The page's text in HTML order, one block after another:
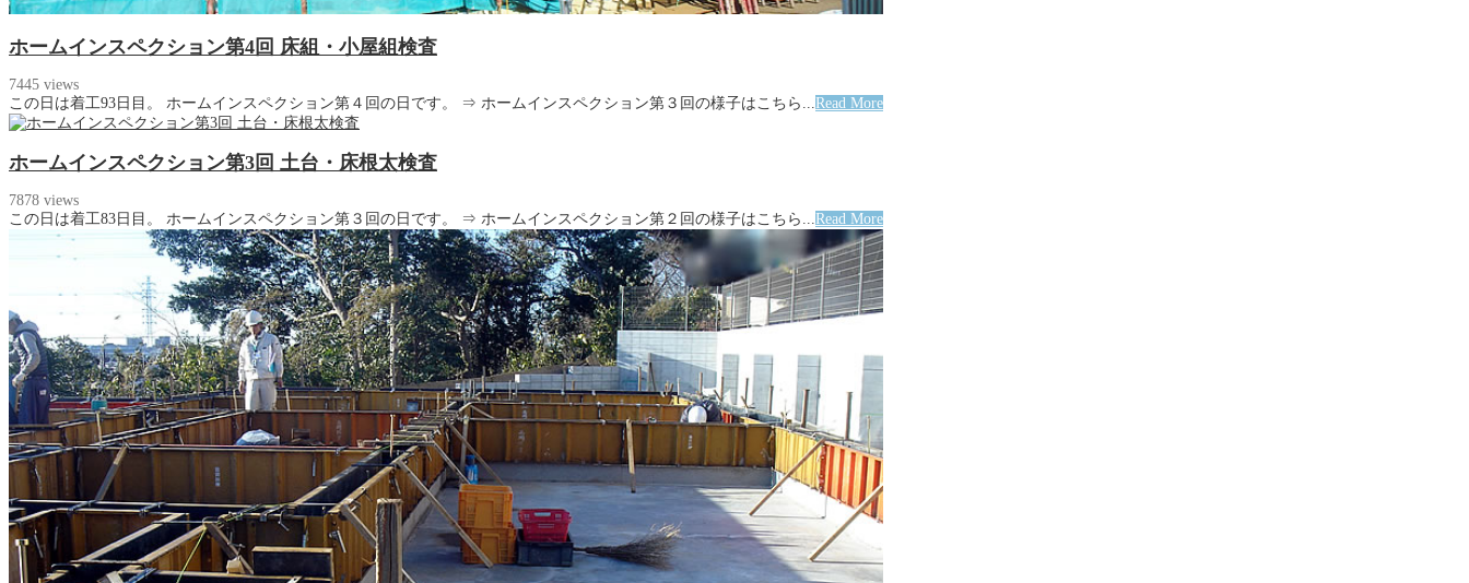
ホームインスペクション第4回 床組・小屋組検査
7445 views
この日は着工93日目。 ホームインスペクション第４回の日です。 ⇒ ホームインスペクション第３回の様子はこちら...Read More
ホームインスペクション第3回 土台・床根太検査
7878 views
この日は着工83日目。 ホームインスペクション第３回の日です。 ⇒ ホームインスペクション第２回の様子はこちら...Read More